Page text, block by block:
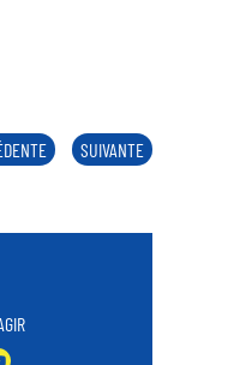
SUIVANTE